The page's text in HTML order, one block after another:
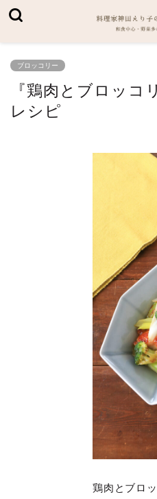
ブロッコリー
『鶏肉とブロッコ
レシピ
鶏肉とブロ